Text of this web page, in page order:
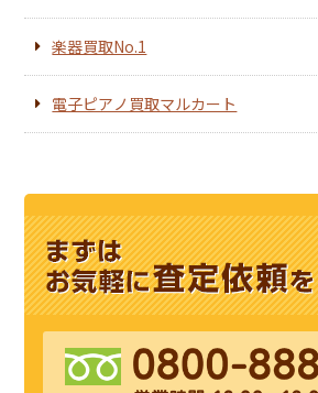
楽器買取No.1
電子ピアノ買取マルカート